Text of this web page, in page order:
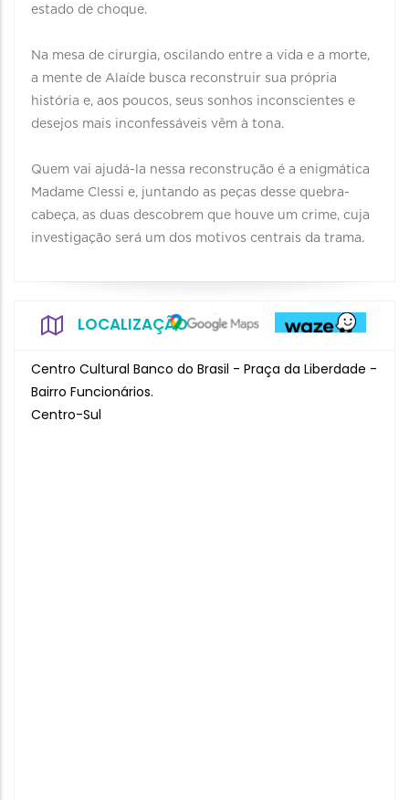
estado de choque.
Na mesa de cirurgia, oscilando entre a vida e a morte,
a mente de Alaíde busca reconstruir sua própria
história e, aos poucos, seus sonhos inconscientes e
desejos mais inconfessáveis vêm à tona.
Quem vai ajudá-la nessa reconstrução é a enigmática
Madame Clessi e, juntando as peças desse quebra-
cabeça, as duas descobrem que houve um crime, cuja
investigação será um dos motivos centrais da trama.
LOCALIZAÇÃO
Centro Cultural Banco do Brasil - Praça da Liberdade -
Bairro Funcionários.
Centro-Sul